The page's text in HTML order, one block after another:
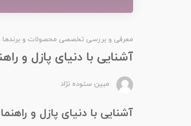
معرفی و بررسی تخصصی محصولات و برندها
آشنایی با دنیای پازل و
مبین ستوده نژاد
آشنایی با دنیای پازل و